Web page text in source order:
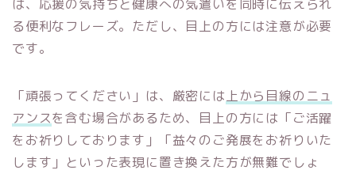
は、応援の気持ちと健康への気遣いを同時に伝えられ
る便利なフレーズ。ただし、目上の方には注意が必要
です。
「頑張ってください」は、厳密には 上から目線のニュ
アンスを含む場合があるため、目上の方には「ご活躍
をお祈りしております」「益々のご発展をお祈りいた
します」といった表現に置き換えた方が無難でしょ